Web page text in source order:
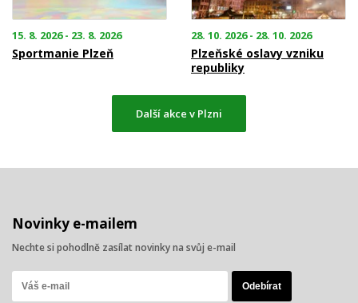
15. 8. 2026 - 23. 8. 2026
Sportmanie Plzeň
28. 10. 2026 - 28. 10. 2026
Plzeňské oslavy vzniku
republiky
Další akce v Plzni
Novinky e-mailem
Nechte si pohodlně zasílat novinky na svůj e-mail